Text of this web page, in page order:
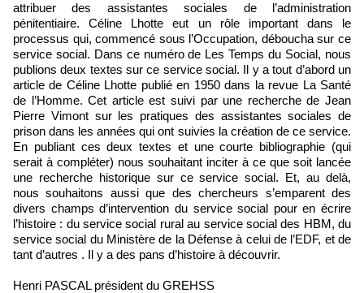
attribuer des assistantes sociales de l’administration
pénitentiaire. Céline Lhotte eut un rôle important dans le
processus qui, commencé sous l’Occupation, déboucha sur ce
service social. Dans ce numéro de Les Temps du Social, nous
publions deux textes sur ce service social. Il y a tout d’abord un
article de Céline Lhotte publié en 1950 dans la revue La Santé
de l’Homme. Cet article est suivi par une recherche de Jean
Pierre Vimont sur les pratiques des assistantes sociales de
prison dans les années qui ont suivies la création de ce service.
En publiant ces deux textes et une courte bibliographie (qui
serait à compléter) nous souhaitant inciter à ce que soit lancée
une recherche historique sur ce service social. Et, au delà,
nous souhaitons aussi que des chercheurs s’emparent des
divers champs d’intervention du service social pour en écrire
l’histoire : du service social rural au service social des HBM, du
service social du Ministère de la Défense à celui de l’EDF, et de
tant d’autres . Il y a des pans d’histoire à découvrir.
Henri PASCAL président du GREHSS